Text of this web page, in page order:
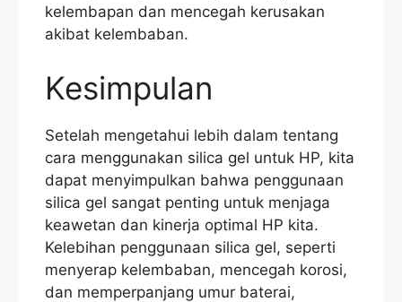
kelembapan dan mencegah kerusakan
akibat kelembaban.
Kesimpulan
Setelah mengetahui lebih dalam tentang
cara menggunakan silica gel untuk HP, kita
dapat menyimpulkan bahwa penggunaan
silica gel sangat penting untuk menjaga
keawetan dan kinerja optimal HP kita.
Kelebihan penggunaan silica gel, seperti
menyerap kelembaban, mencegah korosi,
dan memperpanjang umur baterai,